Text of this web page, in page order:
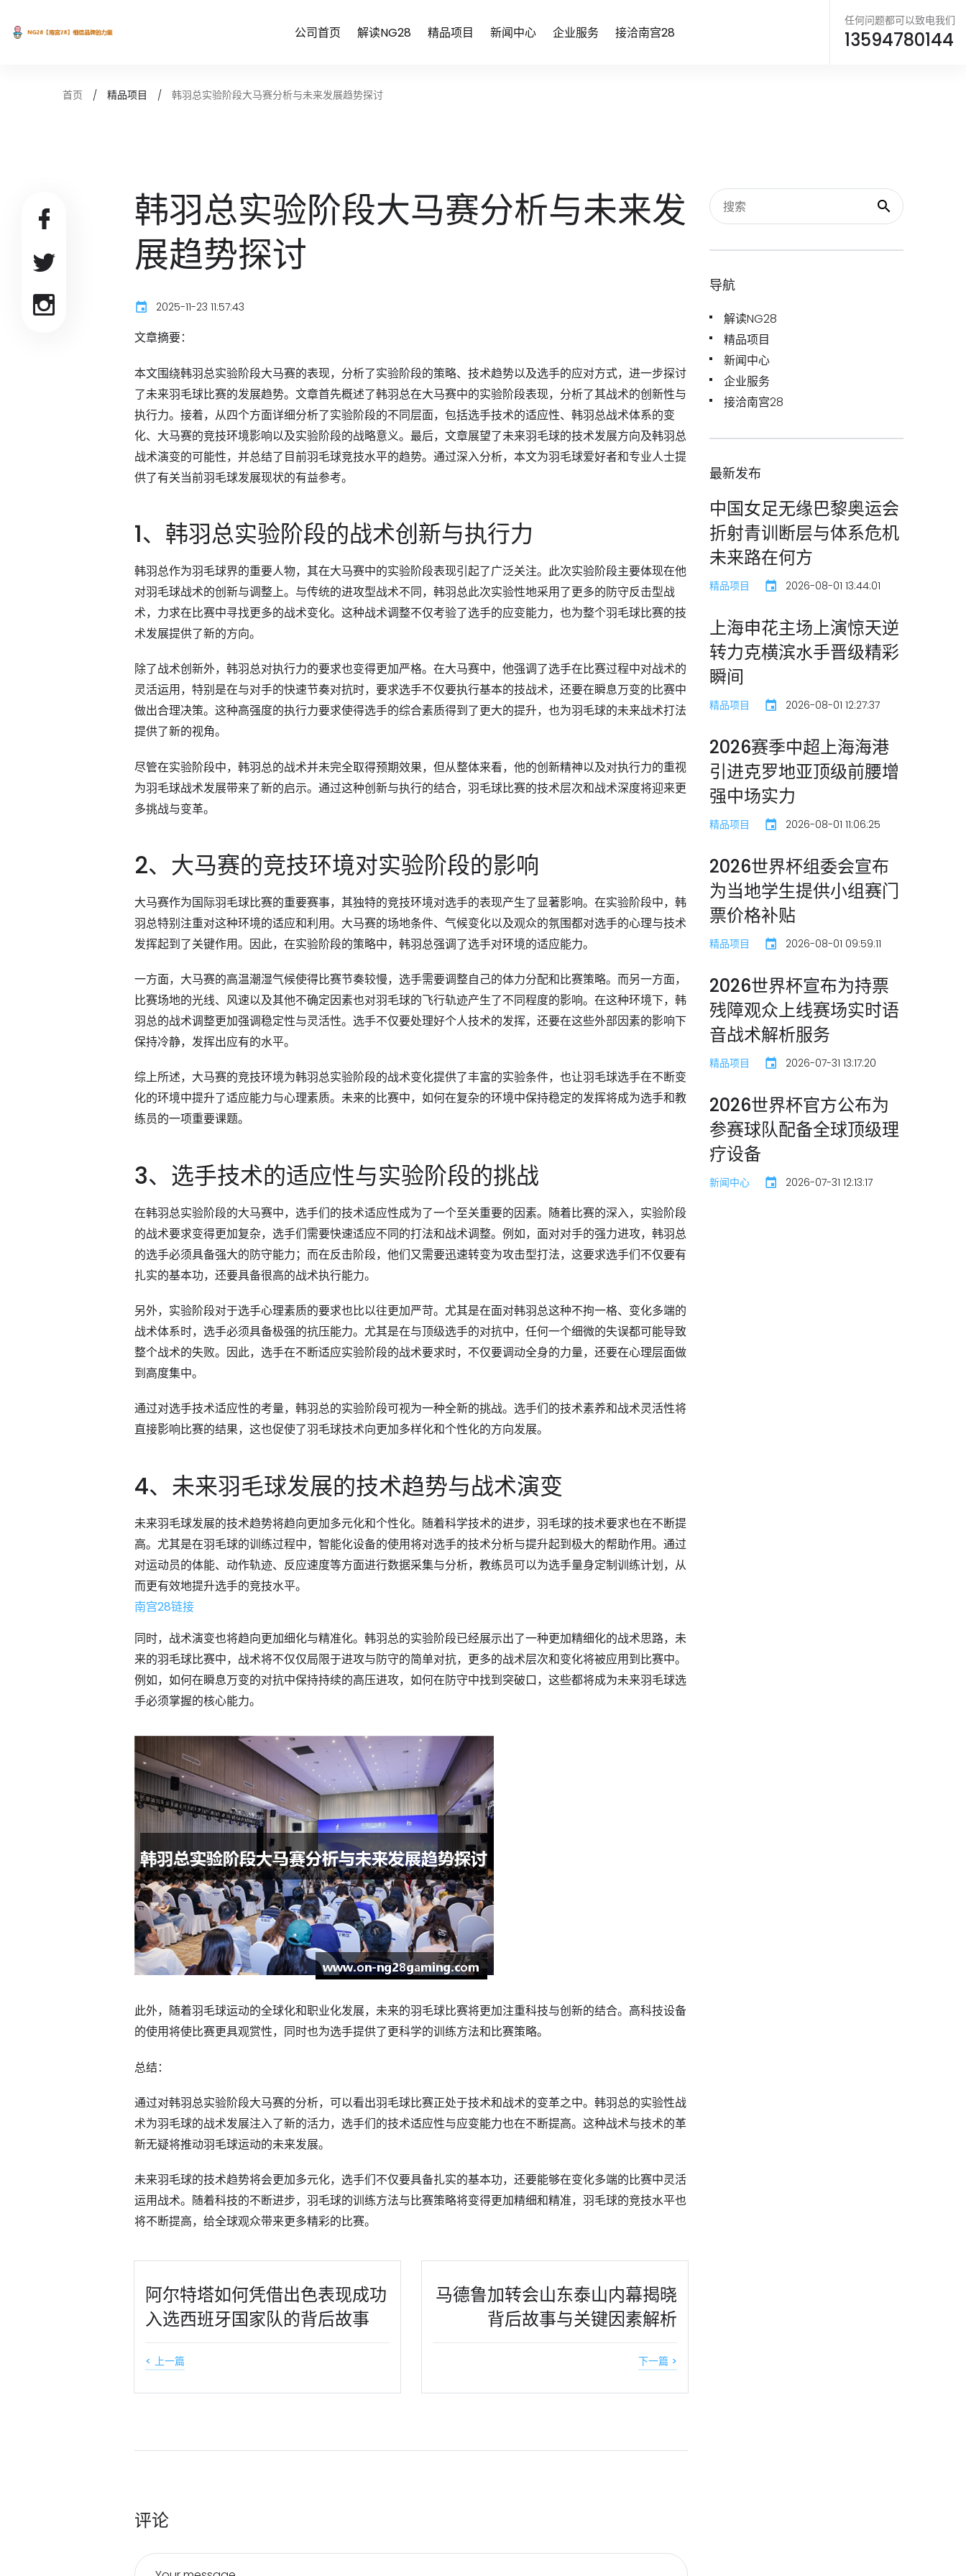
公司首页 解读NG28 精品项目 新闻中心 企业服务 接洽南宫28
任何问题都可以致电我们
13594780144
首页 精品项目 韩羽总实验阶段大马赛分析与未来发展趋势探讨
韩羽总实验阶段大马赛分析与未来发
展趋势探讨
2025-11-23 11:57:43
文章摘要：
本文围绕韩羽总实验阶段大马赛的表现，分析了实验阶段的策略、技术趋势以及选手的应对方式，进一步探讨
了未来羽毛球比赛的发展趋势。文章首先概述了韩羽总在大马赛中的实验阶段表现，分析了其战术的创新性与
执行力。接着，从四个方面详细分析了实验阶段的不同层面，包括选手技术的适应性、韩羽总战术体系的变
化、大马赛的竞技环境影响以及实验阶段的战略意义。最后，文章展望了未来羽毛球的技术发展方向及韩羽总
战术演变的可能性，并总结了目前羽毛球竞技水平的趋势。通过深入分析，本文为羽毛球爱好者和专业人士提
供了有关当前羽毛球发展现状的有益参考。
1、韩羽总实验阶段的战术创新与执行力
韩羽总作为羽毛球界的重要人物，其在大马赛中的实验阶段表现引起了广泛关注。此次实验阶段主要体现在他
对羽毛球战术的创新与调整上。与传统的进攻型战术不同，韩羽总此次实验性地采用了更多的防守反击型战
术，力求在比赛中寻找更多的战术变化。这种战术调整不仅考验了选手的应变能力，也为整个羽毛球比赛的技
术发展提供了新的方向。
除了战术创新外，韩羽总对执行力的要求也变得更加严格。在大马赛中，他强调了选手在比赛过程中对战术的
灵活运用，特别是在与对手的快速节奏对抗时，要求选手不仅要执行基本的技战术，还要在瞬息万变的比赛中
做出合理决策。这种高强度的执行力要求使得选手的综合素质得到了更大的提升，也为羽毛球的未来战术打法
提供了新的视角。
尽管在实验阶段中，韩羽总的战术并未完全取得预期效果，但从整体来看，他的创新精神以及对执行力的重视
为羽毛球战术发展带来了新的启示。通过这种创新与执行的结合，羽毛球比赛的技术层次和战术深度将迎来更
多挑战与变革。
2、大马赛的竞技环境对实验阶段的影响
大马赛作为国际羽毛球比赛的重要赛事，其独特的竞技环境对选手的表现产生了显著影响。在实验阶段中，韩
羽总特别注重对这种环境的适应和利用。大马赛的场地条件、气候变化以及观众的氛围都对选手的心理与技术
发挥起到了关键作用。因此，在实验阶段的策略中，韩羽总强调了选手对环境的适应能力。
一方面，大马赛的高温潮湿气候使得比赛节奏较慢，选手需要调整自己的体力分配和比赛策略。而另一方面，
比赛场地的光线、风速以及其他不确定因素也对羽毛球的飞行轨迹产生了不同程度的影响。在这种环境下，韩
羽总的战术调整更加强调稳定性与灵活性。选手不仅要处理好个人技术的发挥，还要在这些外部因素的影响下
保持冷静，发挥出应有的水平。
综上所述，大马赛的竞技环境为韩羽总实验阶段的战术变化提供了丰富的实验条件，也让羽毛球选手在不断变
化的环境中提升了适应能力与心理素质。未来的比赛中，如何在复杂的环境中保持稳定的发挥将成为选手和教
练员的一项重要课题。
3、选手技术的适应性与实验阶段的挑战
在韩羽总实验阶段的大马赛中，选手们的技术适应性成为了一个至关重要的因素。随着比赛的深入，实验阶段
的战术要求变得更加复杂，选手们需要快速适应不同的打法和战术调整。例如，面对对手的强力进攻，韩羽总
的选手必须具备强大的防守能力；而在反击阶段，他们又需要迅速转变为攻击型打法，这要求选手们不仅要有
扎实的基本功，还要具备很高的战术执行能力。
另外，实验阶段对于选手心理素质的要求也比以往更加严苛。尤其是在面对韩羽总这种不拘一格、变化多端的
战术体系时，选手必须具备极强的抗压能力。尤其是在与顶级选手的对抗中，任何一个细微的失误都可能导致
整个战术的失败。因此，选手在不断适应实验阶段的战术要求时，不仅要调动全身的力量，还要在心理层面做
到高度集中。
通过对选手技术适应性的考量，韩羽总的实验阶段可视为一种全新的挑战。选手们的技术素养和战术灵活性将
直接影响比赛的结果，这也促使了羽毛球技术向更加多样化和个性化的方向发展。
4、未来羽毛球发展的技术趋势与战术演变
未来羽毛球发展的技术趋势将趋向更加多元化和个性化。随着科学技术的进步，羽毛球的技术要求也在不断提
高。尤其是在羽毛球的训练过程中，智能化设备的使用将对选手的技术分析与提升起到极大的帮助作用。通过
对运动员的体能、动作轨迹、反应速度等方面进行数据采集与分析，教练员可以为选手量身定制训练计划，从
而更有效地提升选手的竞技水平。
南宫28链接
同时，战术演变也将趋向更加细化与精准化。韩羽总的实验阶段已经展示出了一种更加精细化的战术思路，未
来的羽毛球比赛中，战术将不仅仅局限于进攻与防守的简单对抗，更多的战术层次和变化将被应用到比赛中。
例如，如何在瞬息万变的对抗中保持持续的高压进攻，如何在防守中找到突破口，这些都将成为未来羽毛球选
手必须掌握的核心能力。
此外，随着羽毛球运动的全球化和职业化发展，未来的羽毛球比赛将更加注重科技与创新的结合。高科技设备
的使用将使比赛更具观赏性，同时也为选手提供了更科学的训练方法和比赛策略。
总结：
通过对韩羽总实验阶段大马赛的分析，可以看出羽毛球比赛正处于技术和战术的变革之中。韩羽总的实验性战
术为羽毛球的战术发展注入了新的活力，选手们的技术适应性与应变能力也在不断提高。这种战术与技术的革
新无疑将推动羽毛球运动的未来发展。
未来羽毛球的技术趋势将会更加多元化，选手们不仅要具备扎实的基本功，还要能够在变化多端的比赛中灵活
运用战术。随着科技的不断进步，羽毛球的训练方法与比赛策略将变得更加精细和精准，羽毛球的竞技水平也
将不断提高，给全球观众带来更多精彩的比赛。
阿尔特塔如何凭借出色表现成功
入选西班牙国家队的背后故事
< 上一篇
马德鲁加转会山东泰山内幕揭晓
背后故事与关键因素解析
下一篇 >
评论
导航
解读NG28
精品项目
新闻中心
企业服务
接洽南宫28
最新发布
中国女足无缘巴黎奥运会
折射青训断层与体系危机
未来路在何方
精品项目 2026-08-01 13:44:01
上海申花主场上演惊天逆
转力克横滨水手晋级精彩
瞬间
精品项目 2026-08-01 12:27:37
2026赛季中超上海海港
引进克罗地亚顶级前腰增
强中场实力
精品项目 2026-08-01 11:06:25
2026世界杯组委会宣布
为当地学生提供小组赛门
票价格补贴
精品项目 2026-08-01 09:59:11
2026世界杯宣布为持票
残障观众上线赛场实时语
音战术解析服务
精品项目 2026-07-31 13:17:20
2026世界杯官方公布为
参赛球队配备全球顶级理
疗设备
新闻中心 2026-07-31 12:13:17